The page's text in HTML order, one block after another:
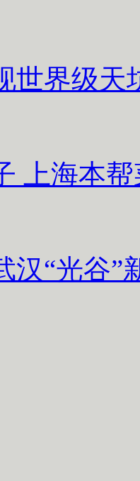
世界级天
上海本
汉“光谷”